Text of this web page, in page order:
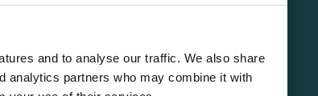
and to analyse our traffic. We also share
analytics partners who may combine it with